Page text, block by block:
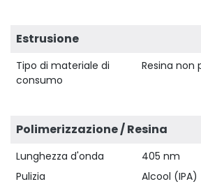
Estrusione
Tipo di materiale di
consumo
Resina non
Polimerizzazione / Resina
Lunghezza d'onda
405 nm
Pulizia
Alcool (IPA)